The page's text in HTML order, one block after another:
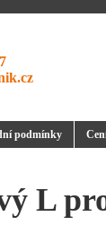
podmínky
L